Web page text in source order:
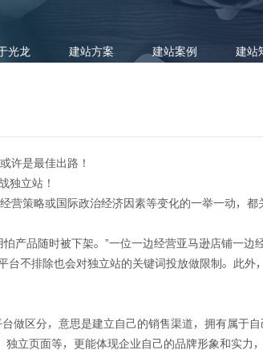
光龙 建站方案 建站案例 建站
和外贸独立站，不是
许是最佳出路！
独立站！
营策略或国际政治经济因素等变化的一举一动，都
产品随时被下架。”一位一边经营亚马逊店铺一
台不排除也会对独立站的关键词投放做限制。此外
做区分，意思是建立自己的销售渠道，拥有属于自
立页面等，更能体现企业自己的品牌形象和实力